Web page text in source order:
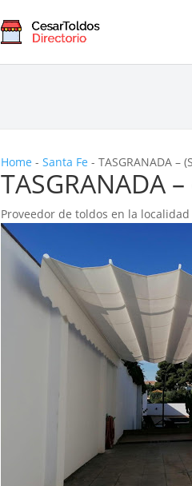
Home -Santa Fe -TASGRANADA –
TASGRANADA
Proveedor de toldos en la localidad